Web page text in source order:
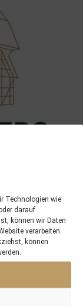
Technologien wie
darauf
können wir Daten
verarbeiten.
können